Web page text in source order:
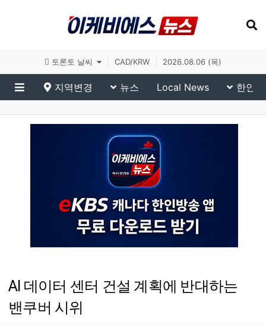
토론토 날씨 CAD/KRW 2026.08.06 (목)
메뉴
지역변경 뉴스 Local News 한인
eKBS News
AI 데이터 센터 건설 계획에 반대하는
밴쿠버 시위